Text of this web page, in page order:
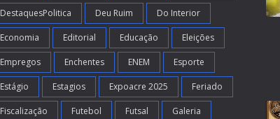
DestaquesPolitica Deu Ruim Do Interior
Economia Editorial Educação Eleições
Empregos Enchentes ENEM Esporte
Estágio Estagios Expoacre 2025 Feriado
Fiscalização Futebol Futsal Galeria